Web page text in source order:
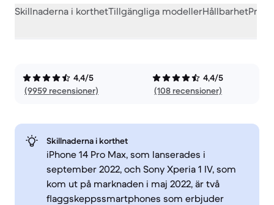
Skillnaderna i korthetTillgängliga modellerHållbarhet
4,4/5
(9959 recensioner)
4,4/5
(108 recensioner)
Skillnaderna i korthet
iPhone 14 Pro Max, som lanserades i
september 2022, och Sony Xperia 1 IV, som
kom ut på marknaden i maj 2022, är två
flaggskeppssmartphones som erbjuder